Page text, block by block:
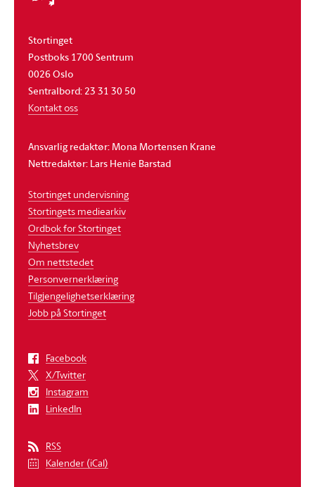
Stortinget
Postboks 1700 Sentrum
0026 Oslo
Sentralbord: 23 31 30 50
Kontakt oss
Ansvarlig redaktør: Mona Mortensen Krane
Nettredaktør: Lars Henie Barstad
Stortinget undervisning
Stortingets mediearkiv
Ordbok for Stortinget
Nyhetsbrev
Om nettstedet
Personvernerklæring
Tilgjengelighetserklæring
Jobb på Stortinget
Facebook
X/Twitter
Instagram
LinkedIn
RSS
Kalender (iCal)